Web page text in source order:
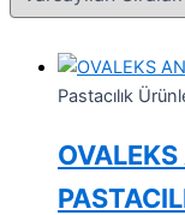
Pastacılık